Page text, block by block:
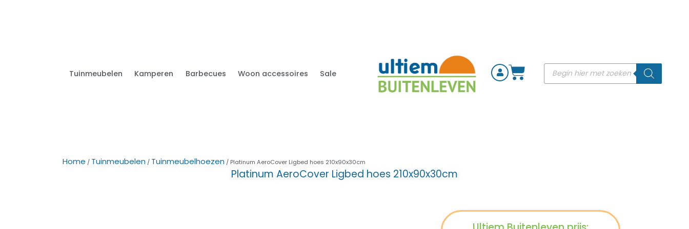
Tuinmeubelen Kamperen Barbecues Woon accessoires Sale
Home / Tuinmeubelen / Tuinmeubelhoezen / Platinum AeroCover Ligbed hoes 210x90x30cm
Platinum AeroCover Ligbed hoes 210x90x30cm